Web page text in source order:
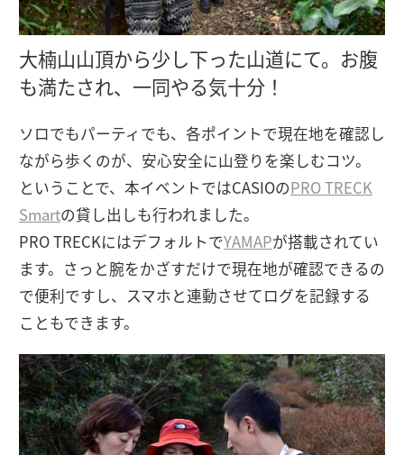
大楠山山頂から少し下った山道にて。お腹
も満たされ、一同やる気十分！
ソロでもパーティでも、各ポイントで現在地を確認し
ながら歩くのが、安心安全に山登りを楽しむコツ。
ということで、本イベントではCASIOのPRO TRECK
Smartの貸し出しも行われました。
PRO TRECKにはデフォルトでYAMAPが搭載されてい
ます。さっと腕をかざすだけで現在地が確認できるの
で便利ですし、スマホと連動させてログを記録する
こともできます。